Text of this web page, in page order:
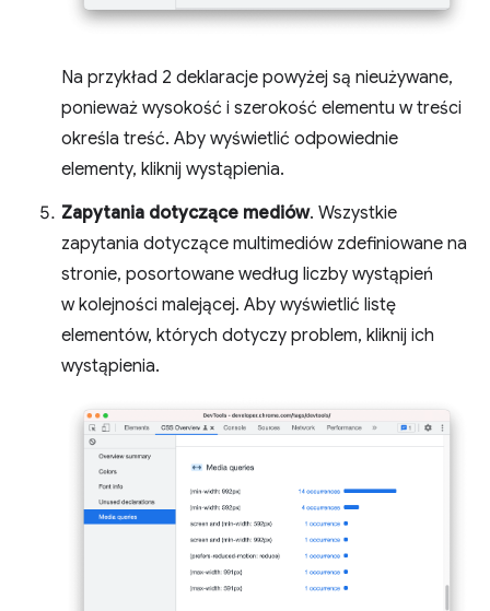
Na przykład 2 deklaracje powyżej są nieużywane,
ponieważ wysokość i szerokość elementu w treści
określa treść. Aby wyświetlić odpowiednie
elementy, kliknij wystąpienia.
Zapytania dotyczące mediów. Wszystkie
zapytania dotyczące multimediów zdefiniowane na
stronie, posortowane według liczby wystąpień
w kolejności malejącej. Aby wyświetlić listę
elementów, których dotyczy problem, kliknij ich
wystąpienia.